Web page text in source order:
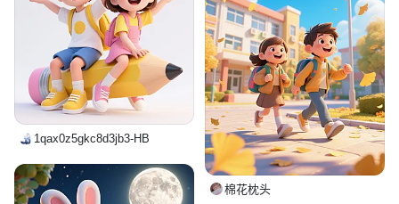
棉花枕头
1qax0z5gkc8d3jb3-HB